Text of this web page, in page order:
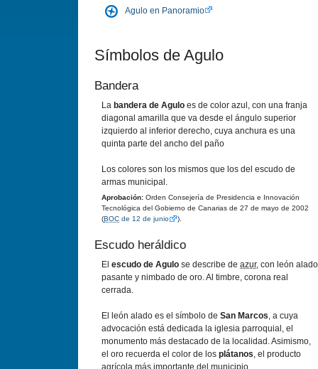
Agulo en Panoramio
Símbolos de Agulo
Bandera
La bandera de Agulo es de color azul, con una franja
diagonal amarilla que va desde el ángulo superior
izquierdo al inferior derecho, cuya anchura es una
quinta parte del ancho del paño
Los colores son los mismos que los del escudo de
armas municipal.
Aprobación: Orden Consejería de Presidencia e Innovación
Tecnológica del Gobierno de Canarias de 27 de mayo de 2002
(BOC de 12 de junio ).
Escudo heráldico
El escudo de Agulo se describe de azur, con león alado
pasante y nimbado de oro. Al timbre, corona real
cerrada.
El león alado es el símbolo de San Marcos, a cuya
advocación está dedicada la iglesia parroquial, el
monumento más destacado de la localidad. Asimismo,
el oro recuerda el color de los plátanos, el producto
agrícola más importante del municipio.